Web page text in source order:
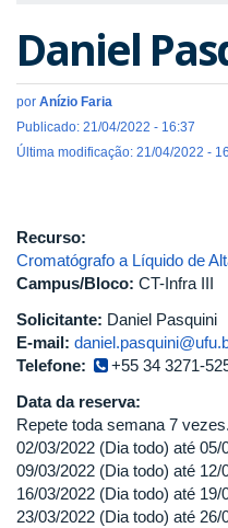
Daniel
por Anízio Faria
Publicado: 21/04/2022 - 16:37
Última modificação: 21/04/2022 -
Recurso:
Cromatógrafo a Líquido de
Campus/Bloco: CT-Infra III
Solicitante: Daniel Pasquini
E-mail:
Telefone:
+55 34 3271-
Data da reserva:
Repete toda semana 7 vezes.
02/03/2022 (Dia todo) até 05/
09/03/2022 (Dia todo) até 12/
16/03/2022 (Dia todo) até 19/
23/03/2022 (Dia todo) até 26/